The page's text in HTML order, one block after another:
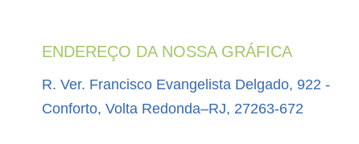
ENDEREÇO DA NOSSA GRÁFICA
R. Ver. Francisco Evangelista Delgado, 922 -
Conforto, Volta Redonda–RJ, 27263-672